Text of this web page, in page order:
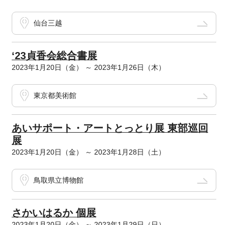
仙台三越
‘23貞香会総合書展
2023年1月20日（金） ～ 2023年1月26日（木）
東京都美術館
あいサポート・アートとっとり展 東部巡回
展
2023年1月20日（金） ～ 2023年1月28日（土）
鳥取県立博物館
さかいはるか 個展